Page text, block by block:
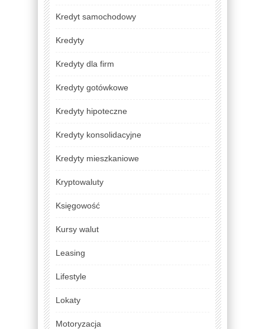
Kredyt samochodowy
Kredyty
Kredyty dla firm
Kredyty gotówkowe
Kredyty hipoteczne
Kredyty konsolidacyjne
Kredyty mieszkaniowe
Kryptowaluty
Księgowość
Kursy walut
Leasing
Lifestyle
Lokaty
Motoryzacja